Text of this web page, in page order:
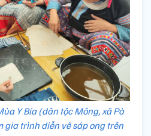
Y Bía (dân tộc Mông, xã Pà
gia trình diễn vẽ sáp ong trên